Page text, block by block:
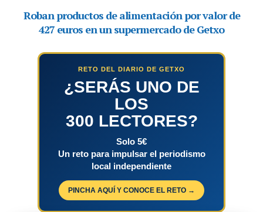
RETO DEL DIARIO DE GETXO
¿SERÁS UNO DE
LOS
300 LECTORES?
Solo 5€
Un reto para impulsar el periodismo
local independiente
PINCHA AQUÍ Y CONOCE EL RETO →